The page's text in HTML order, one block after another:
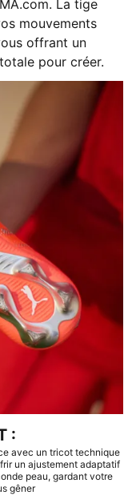
crampons et sa
d’usure
agiles à
dans l’incertitude
La tige
mouvements
offrant un
pour créer.
:
avec un tricot technique
un ajustement adaptatif
peau, gardant votre
gêner